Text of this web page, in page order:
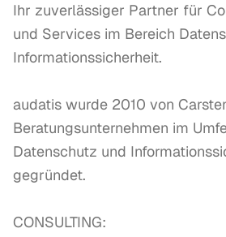
Ihr zuverlässiger Partner für
und Services im Bereich
Informationssicherheit.
audatis wurde 2010 von
Beratungsunternehmen im
Datenschutz und
gegründet.
CONSULTING: